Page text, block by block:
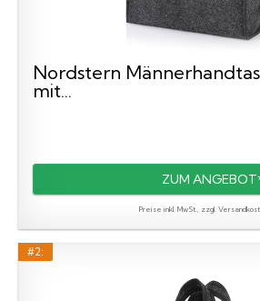
Nordstern
mit...
ZUM
Preise inkl. MwSt., zzgl.
#2: